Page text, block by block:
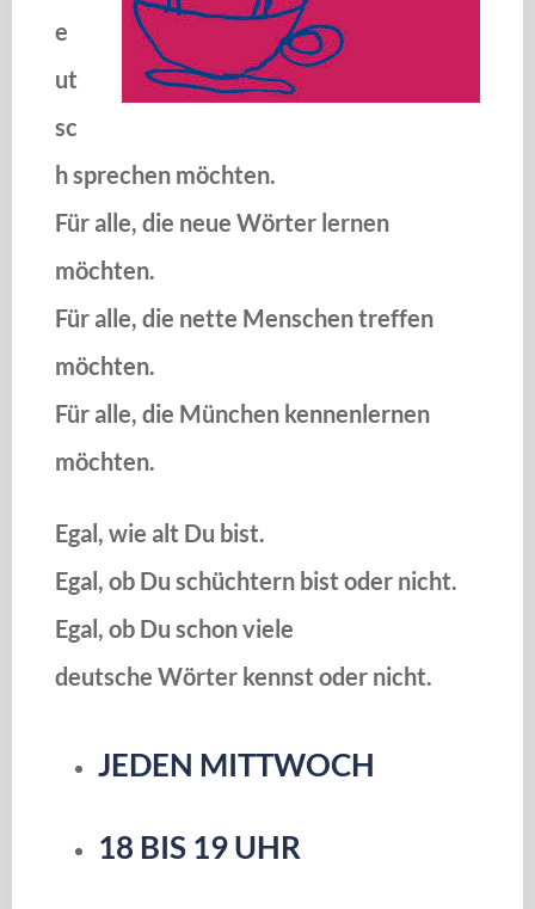
e
ut
sc
h sprechen möchten.
Für alle, die neue Wörter lernen
möchten.
Für alle, die nette Menschen treffen
möchten.
Für alle, die München kennenlernen
möchten.
Egal, wie alt Du bist.
Egal, ob Du schüchtern bist oder nicht.
Egal, ob Du schon viele
deutsche Wörter kennst oder nicht.
JEDEN MITTWOCH
18 BIS 19 UHR